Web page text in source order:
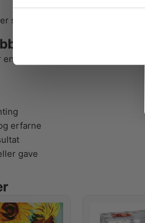
som gjør det enkelt å følge
og dyreelskere
en flott gaveidé til alle som liker
erfarne
gave